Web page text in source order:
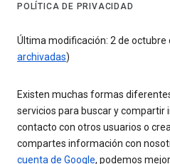
POLÍTICA DE PRIVACIDAD
Última modificación: 2 de octubre
archivadas)
Existen muchas formas
servicios para buscar y compartir
contacto con otros usuarios o
compartes información con
cuenta de Google, podemos